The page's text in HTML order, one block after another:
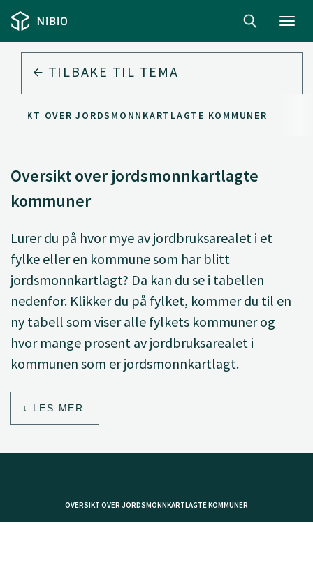
TILBAKE TIL TEMA
OVER JORDSMONNKARTLAGTE KOMMUNER
Oversikt over jordsmonnkartlagte
kommuner
Lurer du på hvor mye av jordbruksarealet i et
fylke eller en kommune som har blitt
jordsmonnkartlagt? Da kan du se i tabellen
nedenfor. Klikker du på fylket, kommer du til en
ny tabell som viser alle fylkets kommuner og
hvor mange prosent av jordbruksarealet i
kommunen som er jordsmonnkartlagt.
LES MER
OVERSIKT OVER JORDSMONNKARTLAGTE KOMMUNER